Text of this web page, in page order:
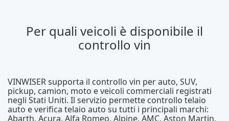
Per quali veicoli è disponibile il
controllo vin
VINWISER supporta il controllo vin per auto, SUV,
pickup, camion, moto e veicoli commerciali registrati
negli Stati Uniti. Il servizio permette controllo telaio
auto e verifica telaio auto su tutti i principali marchi:
Abarth, Acura, Alfa Romeo, Alpine, AMC, Aston Martin,